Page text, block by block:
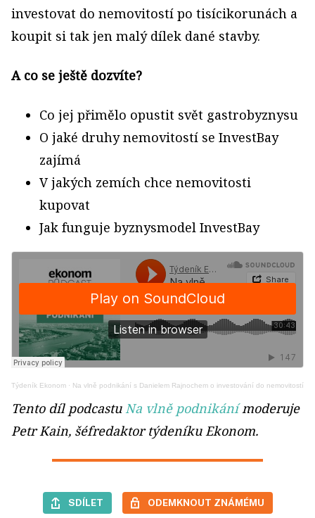
investovat do nemovitostí po tisícikorunách a
koupit si tak jen malý dílek dané stavby.
A co se ještě dozvíte?
Co jej přimělo opustit svět gastrobyznysu
O jaké druhy nemovitostí se InvestBay
zajímá
V jakých zemích chce nemovitosti
kupovat
Jak funguje byznysmodel InvestBay
Týdeník Ekonom · Na vlně podnikání s Danielem Rajnochem o investování do nemovitostí
Tento díl podcastuNa vlně podnikánímoderuje
Petr Kain, šéfredaktor týdeníku Ekonom.
SDÍLET ODEMKNOUT ZNÁMÉMU